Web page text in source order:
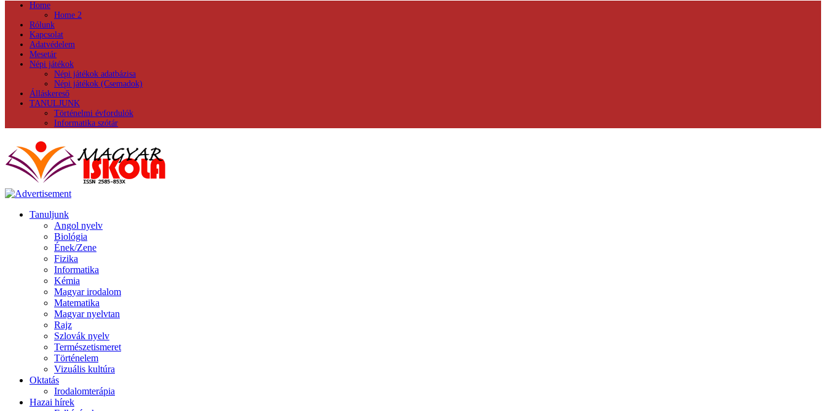
Home
Home 2
Rólunk
Kapcsolat
Adatvédelem
Mesetár
Népi játékok
Népi játékok adatbázisa
Népi játékok (Csemadok)
Álláskereső
TANULJUNK
Történelmi évfordulók
Informatika szótár
Tanuljunk
Angol nyelv
Biológia
Ének/Zene
Fizika
Informatika
Kémia
Magyar irodalom
Matematika
Magyar nyelvtan
Rajz
Szlovák nyelv
Természetismeret
Történelem
Vizuális kultúra
Oktatás
Irodalomterápia
Hazai hírek